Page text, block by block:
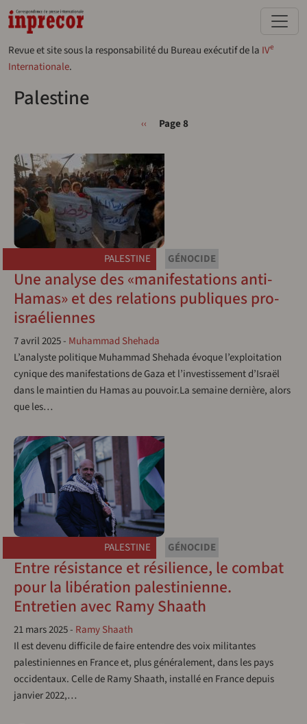
Aller au contenu principal
Revue et site sous la responsabilité du Bureau exécutif de la IVe
Internationale.
Palestine
Page précédente
‹‹ Page 8
PALESTINE GÉNOCIDE
Une analyse des «manifestations anti-
Hamas» et des relations publiques pro-
israéliennes
7 avril 2025- Muhammad Shehada
L’analyste politique Muhammad Shehada évoque l’exploitation
cynique des manifestations de Gaza et l’investissement d’Israël
dans le maintien du Hamas au pouvoir.La semaine dernière, alors
que les…
PALESTINE GÉNOCIDE
Entre résistance et résilience, le combat
pour la libération palestinienne.
Entretien avec Ramy Shaath
21 mars 2025- Ramy Shaath
Il est devenu difficile de faire entendre des voix militantes
palestiniennes en France et, plus généralement, dans les pays
occidentaux. Celle de Ramy Shaath, installé en France depuis
janvier 2022,…